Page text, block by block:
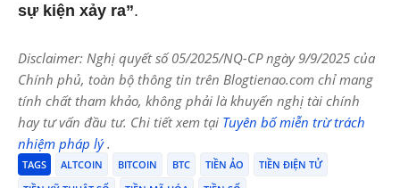
sự kiện xảy ra”.
Disclaimer: Nghị quyết số 05/2025/NQ-CP ngày 9/9/2025 của
Chính phủ, toàn bộ thông tin trên Blogtienao.com chỉ mang
tính chất tham khảo, không phải là khuyến nghị tài chính
hay tư vấn đầu tư. Chi tiết xem tại Tuyên bố miễn trừ trách
nhiệm pháp lý.
TAGS ALTCOIN BITCOIN BTC TIỀN ẢO
TIỀN ĐIỆN TỬ